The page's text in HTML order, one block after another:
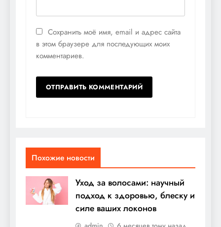
Сохранить моё имя, email и адрес сайта
в этом браузере для последующих моих
комментариев.
Похожие новости
Уход за волосами: научный
подход к здоровью, блеску и
силе ваших локонов